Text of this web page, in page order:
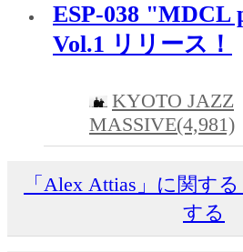
ESP-038 "MDCL
Vol.1 リリース！
KYOTO JAZZ
MASSIVE(4,981)
「Alex Attias」に関す
する